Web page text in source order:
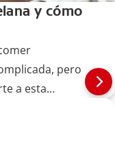
y cómo
pero
a esta